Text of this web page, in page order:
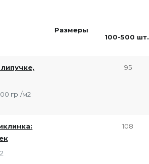
Размеры
100-500 шт.
гр./м2
95
108